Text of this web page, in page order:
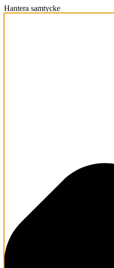
Hantera samtycke